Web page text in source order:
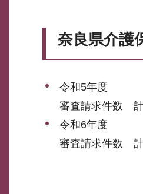
奈良県介護
令和5年度
審査請求件数
令和6年度
審査請求件数